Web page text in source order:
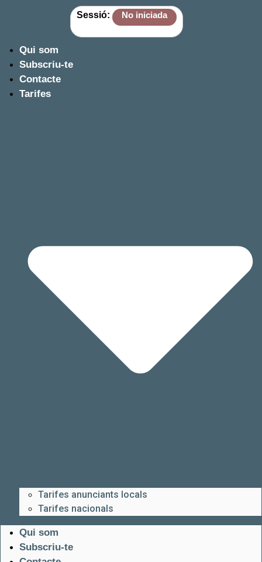
Sessió: No iniciada
Qui som
Subscriu-te
Contacte
Tarifes
Tarifes anunciants locals
Tarifes nacionals
Qui som
Subscriu-te